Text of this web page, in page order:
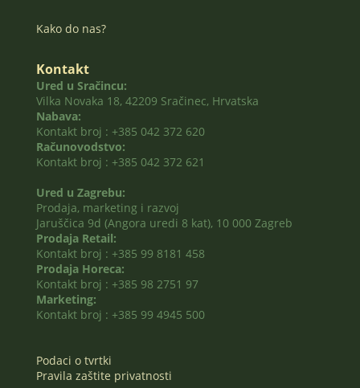
Kako do nas?
Kontakt
Ured u Sračincu:
Vilka Novaka 18, 42209 Sračinec, Hrvatska
Nabava:
Kontakt broj : +385 042 372 620
Računovodstvo:
Kontakt broj : +385 042 372 621
Ured u Zagrebu:
Prodaja, marketing i razvoj
Jaruščica 9d (Angora uredi 8 kat), 10 000 Zagreb
Prodaja Retail:
Kontakt broj : +385 99 8181 458
Prodaja Horeca:
Kontakt broj : +385 98 2751 97
Marketing:
Kontakt broj : +385 99 4945 500
Podaci o tvrtki
Pravila zaštite privatnosti